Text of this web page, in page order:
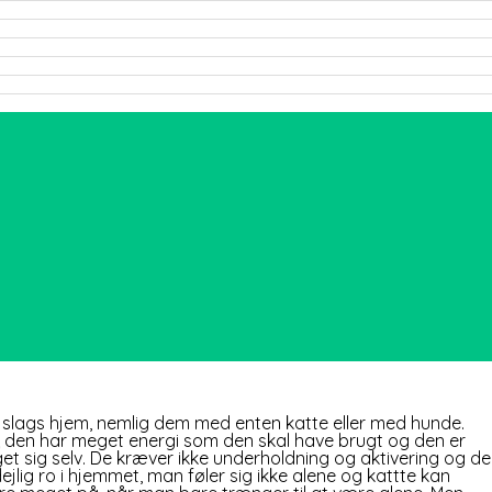
hjem, nemlig dem med enten katte eller med hunde.
har meget energi som den skal have brugt og den er
sig selv. De kræver ikke underholdning og aktivering og de
ro i hjemmet, man føler sig ikke alene og kattte kan